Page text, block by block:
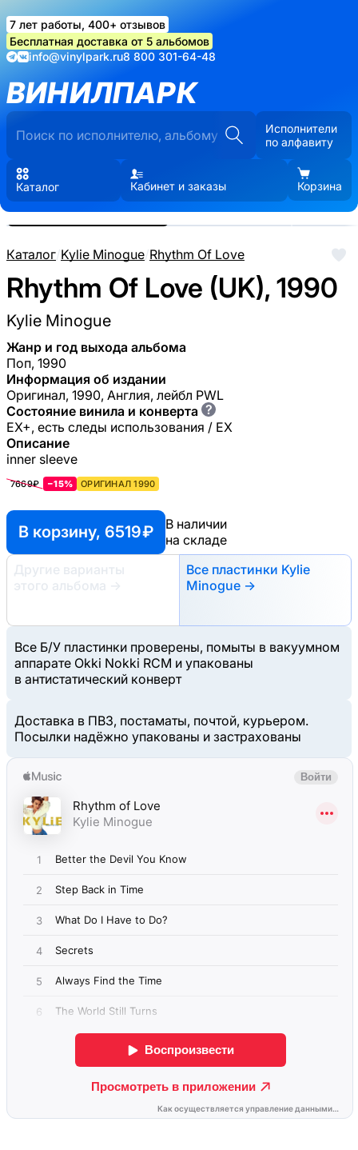
7 лет работы, 400+ отзывов
Бесплатная доставка от 5 альбомов
info@vinylpark.ru8 800 301-64-48
ВИНИЛПАРК
Исполнители
по алфавиту
Каталог Кабинет и заказы Корзина
Каталог/Kylie Minogue/Rhythm Of Love
Rhythm Of Love (UK), 1990
Kylie Minogue
Жанр и год выхода альбома
Поп, 1990
Информация об издании
Оригинал, 1990, Англия, лейбл PWL
Состояние винила и конверта ?
EX+, есть следы использования / EX
Описание
inner sleeve
7669₽ −15% ОРИГИНАЛ 1990
В корзину, 6519 ₽
В наличии
на складе
Другие варианты
этого альбома
→
Все пластинки Kylie
Minogue →
Все Б/У пластинки проверены, помыты в вакуумном
аппарате Okki Nokki RCM и упакованы
в антистатический конверт
Доставка в ПВЗ, постаматы, почтой, курьером.
Посылки надёжно упакованы и застрахованы
Реальные фото пластинки.
Нажмите, чтобы увеличить